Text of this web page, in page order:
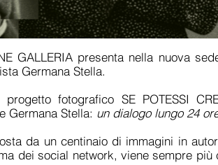
GALLERIA presenta nella nuova
Germana Stella.
fotografico SE POTESSI
Germana Stella: un dialogo lungo 24
da un centinaio di immagini in
dei social network, viene sempre